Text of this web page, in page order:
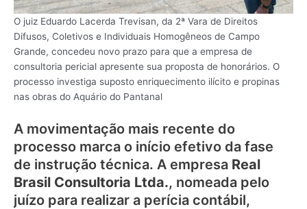
O juiz Eduardo Lacerda Trevisan, da 2ª Vara de Direitos
Difusos, Coletivos e Individuais Homogêneos de Campo
Grande, concedeu novo prazo para que a empresa de
consultoria pericial apresente sua proposta de honorários. O
processo investiga suposto enriquecimento ilícito e propinas
nas obras do Aquário do Pantanal
A movimentação mais recente do
processo marca o início efetivo da fase
de instrução técnica. A empresa Real
Brasil Consultoria Ltda., nomeada pelo
juízo para realizar a perícia contábil,